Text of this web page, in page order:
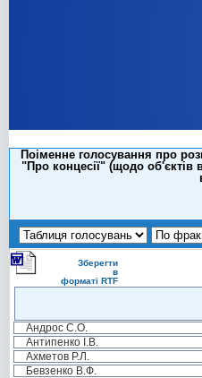
Поіменне голосування про
"Про концесії" (щодо об'єктів
Зберегти
в
форматі RTF
Андрос С.О.
Антипенко І.В.
Ахметов Р.Л.
Бевзенко В.Ф.